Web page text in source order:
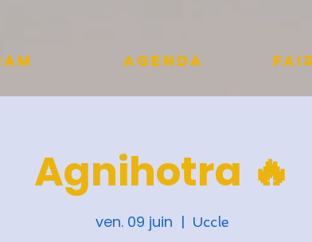
Agenda
Agnihotra 🔥
ven. 09 juin
  |
Uccle